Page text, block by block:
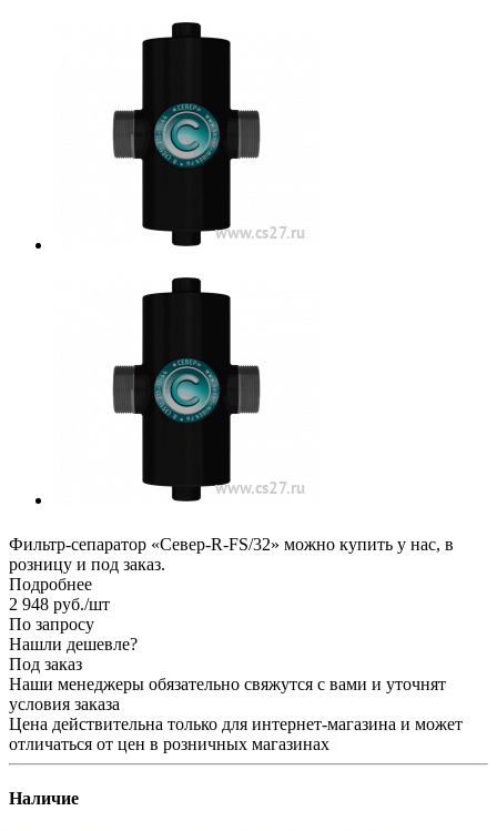
Фильтр-сепаратор «Север-R-FS/32» можно купить у нас, в
розницу и под заказ.
Подробнее
2 948 руб./шт
По запросу
Нашли дешевле?
Под заказ
Наши менеджеры обязательно свяжутся с вами и уточнят
условия заказа
Цена действительна только для интернет-магазина и может
отличаться от цен в розничных магазинах
Наличие